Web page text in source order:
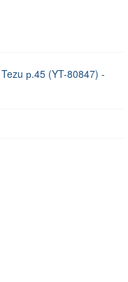
р.45 (YT-80847) -